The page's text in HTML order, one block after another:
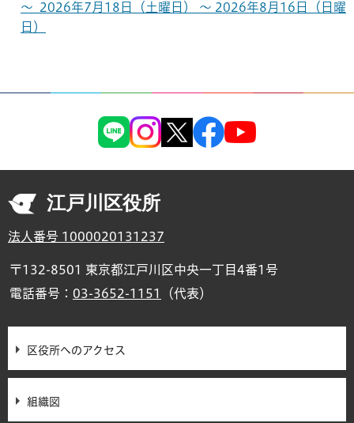
～ 2026年7月18日（土曜日） ～ 2026年8月16日（日曜
日）
江戸川区役所
法人番号 1000020131237
〒132-8501 東京都江戸川区中央一丁目4番1号
電話番号： 03-3652-1151 （代表）
区役所へのアクセス
組織図